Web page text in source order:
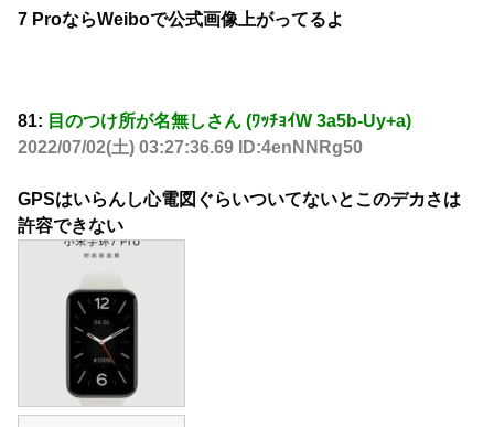
7 ProならWeiboで公式画像上がってるよ
81: 目のつけ所が名無しさん (ﾜｯﾁｮｲW 3a5b-Uy+a)
2022/07/02(土) 03:27:36.69 ID:4enNNRg50
GPSはいらんし心電図ぐらいついてないとこのデカさは
許容できない